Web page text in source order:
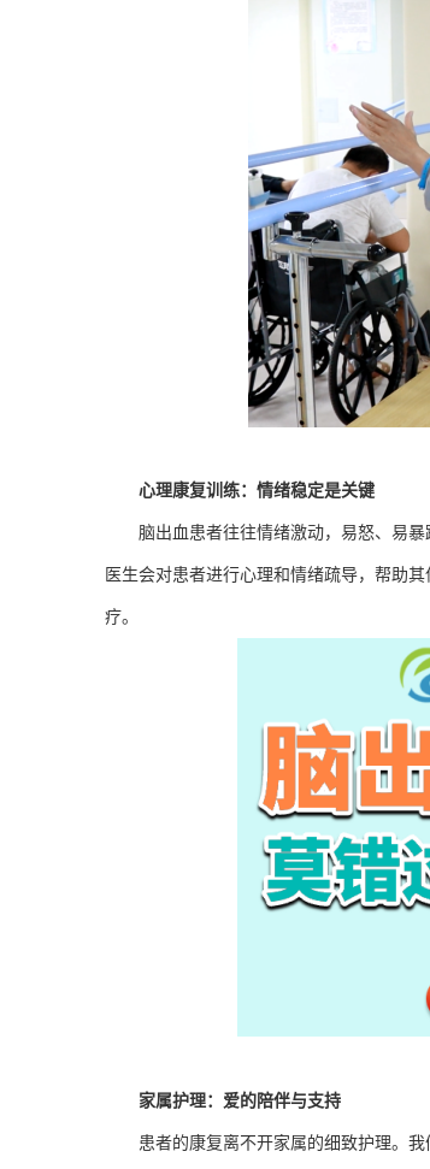
心理康复训练：情绪稳定是关键
脑出血患者往往情绪激动，易怒、易
医生会对患者进行心理和情绪疏导，帮助
疗。
家属护理：爱的陪伴与支持
患者的康复离不开家属的细致护理。